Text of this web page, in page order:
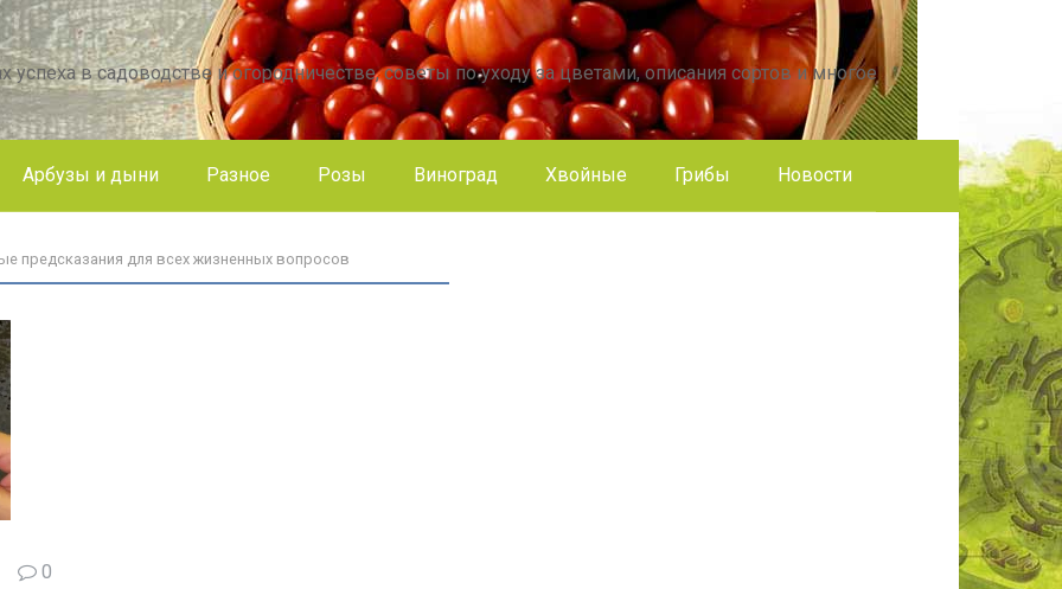
успеха в садоводстве и огородничестве, советы по уходу за цветами, описания сортов и многое
Арбузы и дыни Разное Розы Виноград Хвойные Грибы Новости
предсказания для всех жизненных вопросов
0